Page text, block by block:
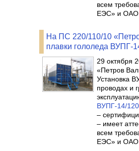
всем
ЕЭС» и ОАО
На ПС 220/110/10
плавки гололеда ВУПГ-
29 октября
«Петров
Установка
проводах и
ВУПГ-14/
–
– имеет
всем
ЕЭС» и ОАО